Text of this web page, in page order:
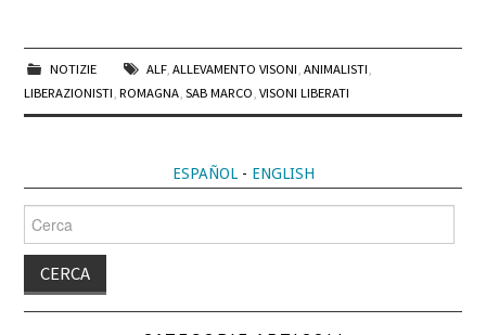
NOTIZIE ALF, ALLEVAMENTO VISONI ANIMALISTI
LIBERAZIONISTI ,ROMAGNA ,SAB MARCO ,VISONI LIBERATI
ESPAÑOL- ENGLISH
per: